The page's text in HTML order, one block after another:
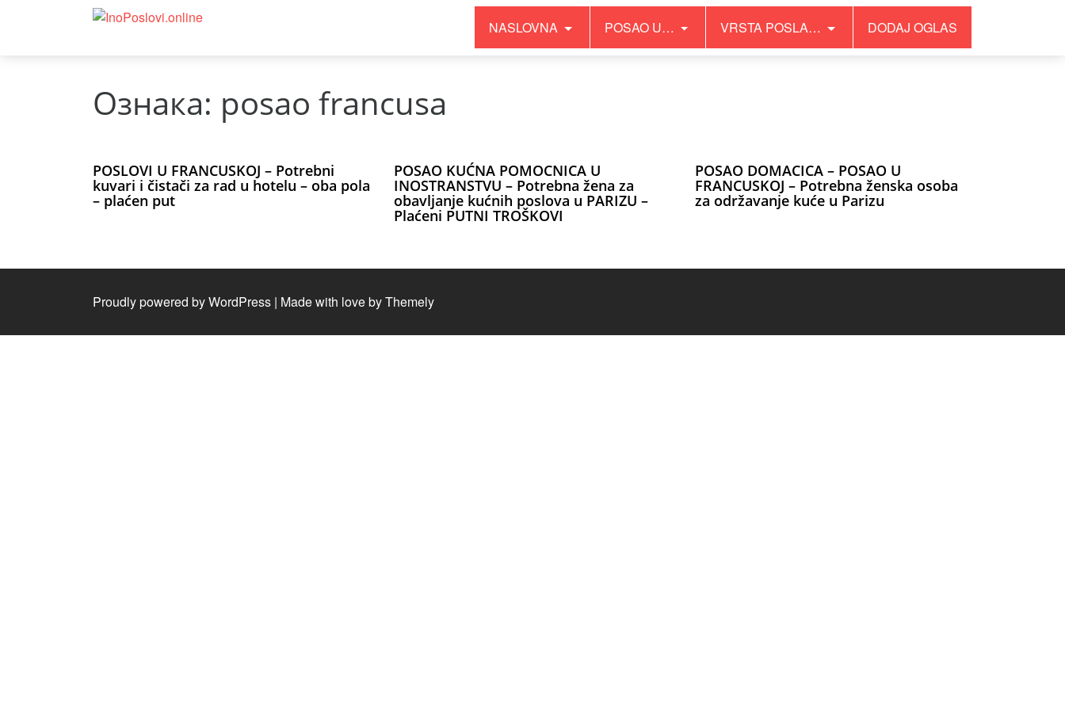
NASLOVNA POSAO U… VRSTA POSLA… DODAJ OGLAS
Ознака: posao francusa
POSLOVI U FRANCUSKOJ – Potrebni
kuvari i čistači za rad u hotelu – oba pola
– plaćen put
POSAO KUĆNA POMOCNICA U
INOSTRANSTVU – Potrebna žena za
obavljanje kućnih poslova u PARIZU –
Plaćeni PUTNI TROŠKOVI
POSAO DOMACICA – POSAO U
FRANCUSKOJ – Potrebna ženska osoba
za održavanje kuće u Parizu
Proudly powered by WordPress | Made with love byThemely